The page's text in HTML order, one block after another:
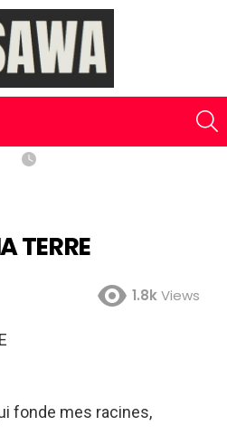
TERRE
1.8kViews
fonde mes racines,